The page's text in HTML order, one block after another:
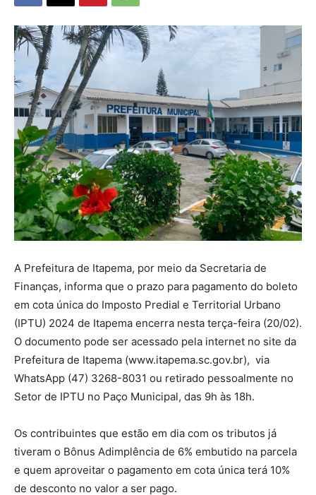
A Prefeitura de Itapema, por meio da Secretaria de
Finanças, informa que o prazo para pagamento do boleto
em cota única do Imposto Predial e Territorial Urbano
(IPTU) 2024 de Itapema encerra nesta terça-feira (20/02).
O documento pode ser acessado pela internet no site da
Prefeitura de Itapema (www.itapema.sc.gov.br), via
WhatsApp (47) 3268-8031 ou retirado pessoalmente no
Setor de IPTU no Paço Municipal, das 9h às 18h.
Os contribuintes que estão em dia com os tributos já
tiveram o Bônus Adimplência de 6% embutido na parcela
e quem aproveitar o pagamento em cota única terá 10%
de desconto no valor a ser pago.